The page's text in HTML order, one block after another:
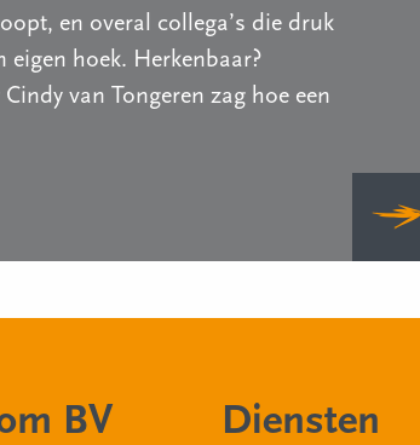
en overal collega’s die druk
hoek. Herkenbaar?
van Tongeren zag hoe een
BV Diensten